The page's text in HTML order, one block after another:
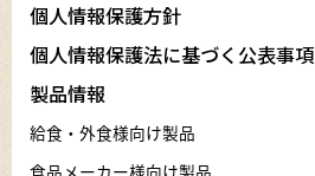
個人情報保護方針
個人情報保護法に基づく公表事項
製品情報
給食・外食様向け製品